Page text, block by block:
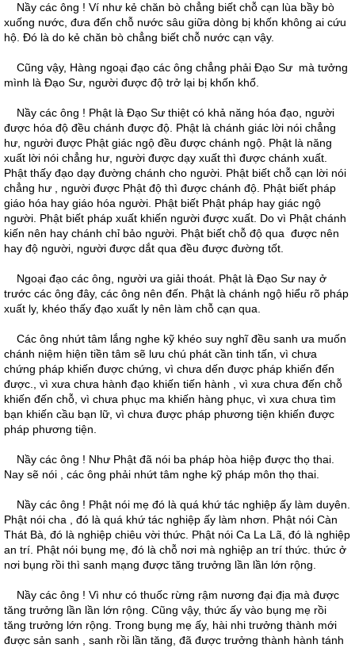
Nầy các ông ! Ví như kẻ chăn bò chẳng biết chỗ cạn lùa bầy bò
xuống nước, đưa đến chỗ nước sâu giữa dòng bị khốn không ai cứu
hộ. Ðó là do kẻ chăn bò chẳng biết chỗ nước cạn vậy.
Cũng vậy, Hàng ngoại đạo các ông chẳng phải Ðạo Sư mà tưởng
mình là Ðạo Sư, người được độ trở lại bị khốn khổ.
Nầy các ông ! Phật là Ðạo Sư thiệt có khả năng hóa đạo, người
được hóa độ đều chánh được độ. Phật là chánh giác lời nói chẳng
hư, người được Phật giác ngộ đều được chánh ngộ. Phật là năng
xuất lời nói chẳng hư, người được dạy xuất thì được chánh xuất.
Phật thấy đạo dạy đường chánh cho người. Phật biết chỗ cạn lời nói
chẳng hư , người được Phật độ thì được chánh độ. Phật biết pháp
giáo hóa hay giáo hóa người. Phật biết Phật pháp hay giác ngộ
người. Phật biết pháp xuất khiến người được xuất. Do vì Phật chánh
kiến nên hay chánh chỉ bảo người. Phật biết chỗ độ qua được nên
hay độ người, người được dắt qua đều được đường tốt.
Ngoại đạo các ông, người ưa giải thoát. Phật là Ðạo Sư nay ở
trước các ông đây, các ông nên đến. Phật là chánh ngộ hiểu rõ pháp
xuất ly, khéo thấy đạo xuất ly nên làm chỗ cạn qua.
Các ông nhứt tâm lắng nghe kỹ khéo suy nghĩ đều sanh ưa muốn
chánh niệm hiện tiền tâm sẽ lưu chú phát cần tinh tấn, vì chưa
chứng pháp khiến được chứng, vì chưa dến được pháp khiến đến
được., vì xưa chưa hành đạo khiến tiến hành , vì xưa chưa đến chỗ
khiến đến chỗ, vì chưa phục ma khiến hàng phục, vì xưa chưa tìm
bạn khiến cầu bạn lữ, vì chưa được pháp phương tiện khiến được
pháp phương tiện.
Nầy các ông ! Như Phật đã nói ba pháp hòa hiệp được thọ thai.
Nay sẽ nói , các ông phải nhứt tâm nghe kỹ pháp môn thọ thai.
Nầy các ông ! Phật nói mẹ đó là quá khứ tác nghiệp ấy làm duyên.
Phật nói cha , đó là quá khứ tác nghiệp ấy làm nhơn. Phật nói Càn
Thát Bà, đó là nghiệp chiêu vời thức. Phật nói Ca La Lã, đó là nghiệp
an trí. Phật nói bụng mẹ, đó là chỗ nơi mà nghiệp an trí thức. thức ở
nơi bụng rồi thì sanh mạng được tăng trưởng lần lần lớn rộng.
Nầy các ông ! Vì như có thuốc rừng rậm nương đại địa mà được
tăng trưởng lần lần lớn rộng. Cũng vậy, thức ấy vào bụng mẹ rồi
tăng trưởng lớn rộng. Trong bụng mẹ ấy, hài nhi trưởng thành mới
được sản sanh , sanh rồi lần tăng, đã được trưởng thành hành tánh